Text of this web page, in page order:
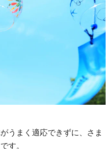
うまく適応できずに、さま
す。